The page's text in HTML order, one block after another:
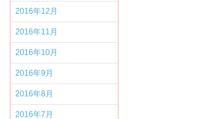
2016年12月
2016年11月
2016年10月
2016年9月
2016年8月
2016年7月